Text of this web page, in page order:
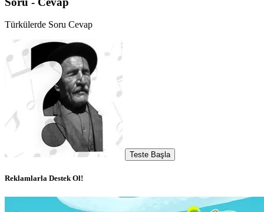
Türkülerde Soru Cevap
Teste Başla
Reklamlarla Destek Ol!